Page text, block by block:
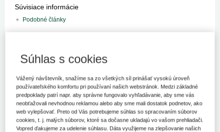
Súvisiace informácie
Podobné články
Na základe výsledkov štúdie zverejnenej v periodikuJAMA
Internal Medicine, by absolvovanie vhodného školenia v
oblasti komunikácie s pacientom mohlo pomôcť lekárom
účinne reagovať na ich požiadavky. Zo štúdie totiž vyplynulo,
že pacienti často znižujú svoje hodnotenie lekára vtedy, ak od
Súhlas s cookies
Vážený návštevník, snažíme sa zo všetkých síl prinášať vysokú úroveň
používateľského komfortu pri používaní našich webstránok. Medzi základné
predpoklady patrí napr. aby správne fungovalo vyhľadávanie, aby sme vás
neobťažovali nevhodnou reklamou alebo aby sme mali dostatok podnetov, ako
web vylepšovať. Preto od Vás potrebujeme súhlas so spracovaním súborov
cookies, t. j. malých súborov, ktoré sa dočasne ukladajú vo vašom prehliadači.
Vopred ďakujeme za udelenie súhlasu. Dáta využijeme na zlepšovanie našich